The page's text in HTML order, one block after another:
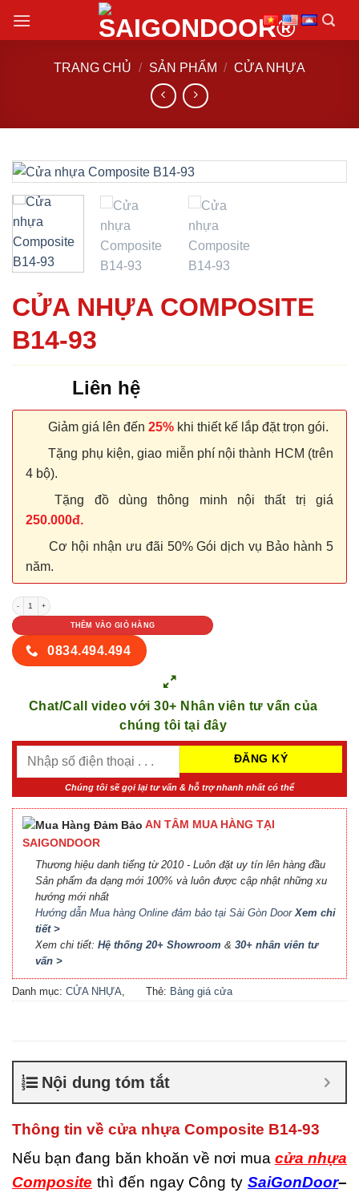
đến
TRANG CHỦ / SẢN PHẨM / CỬA NHỰA
CỬA NHỰA COMPOSITE
B14-93
Liên hệ
Giảm giá lên đến 25% khi thiết kế lắp đặt trọn gói.
Tặng phụ kiện, giao miễn phí nội thành HCM (trên
4 bộ).
Tặng đồ dùng thông minh nội thất trị giá
250.000đ.
Cơ hội nhận ưu đãi 50% Gói dịch vụ Bảo hành 5
năm.
CỬA NHỰA COMPOSITE B14-93 số lượng
THÊM VÀO GIỎ HÀNG
0834.494.494
Chat/Call video với 30+ Nhân viên tư vấn của
chúng tôi tại đây
Chúng tôi sẽ gọi lại tư vấn & hỗ trợ nhanh nhất có thể
AN TÂM MUA HÀNG TẠI
SAIGONDOOR
Thương hiệu danh tiếng từ 2010 - Luôn đặt uy tín lên hàng đầu
Sản phẩm đa dạng mới 100% và luôn được cập nhật những xu
hướng mới nhất
Hướng dẫn Mua hàng Online đảm bảo tại Sài Gòn DoorXem chi
tiết >
Xem chi tiết: Hệ thống 20+ Showroom & 30+ nhân viên tư
vấn >
Danh mục: CỬA NHỰA,
Thẻ: Bảng giá cửa
nhiêu
là gì,
TPHCM,Cửa nhựa gỗ
Đánh giá cửa nhựa
composite
Địa chỉ bán cửa
Nhược điểm của nhựa
Nội dung tóm tắt
Thông tin về cửa nhựa Composite B14-93
Nếu bạn đang băn khoăn về nơi mua cửa nhựa
Composite thì đến ngay Công ty SaiGonDoor–